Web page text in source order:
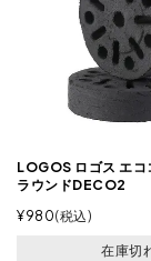
LOGOS ロゴス エコ
ラウンドDECO2
¥980 税込
在庫切